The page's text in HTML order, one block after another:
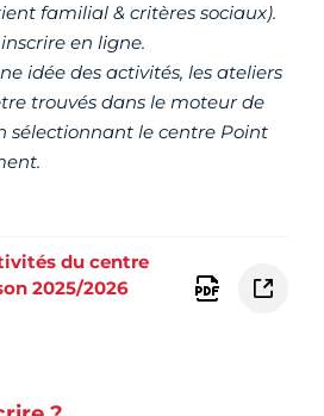
familial & critères sociaux).
en ligne.
idée des activités, les ateliers
trouvés dans le moteur de
sélectionnant le centre Point
du centre
2025/2026